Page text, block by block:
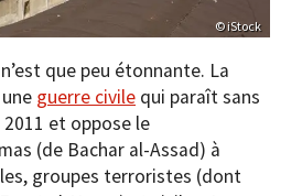
© iStock
que peu étonnante. La
guerre civile qui paraît sans
et oppose le
(de Bachar al-Assad) à
groupes terroristes (dont